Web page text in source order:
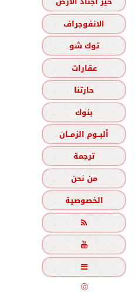
الانفوجراف
توك شو
عقارات
حارتنا
بنوك
ألبــوم الزمــان
ترجمة
من نحن
الخصوصية



محفوظة©